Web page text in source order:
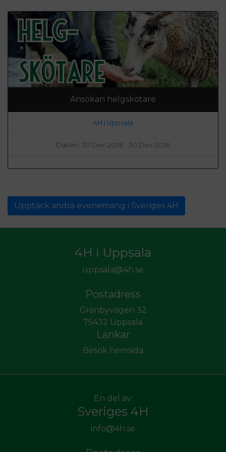
Ansökan helgskötare
4H i Uppsala
Datum: 30 Dec 2026 - 30 Dec 2026
Upptäck andra evenemang i Sveriges 4H
4H i Uppsala
uppsala@4h.se
Postadress
Gränbyvägen 32
75432 Uppsala
Länkar
Besök hemsida
En del av:
Sveriges 4H
info@4h.se